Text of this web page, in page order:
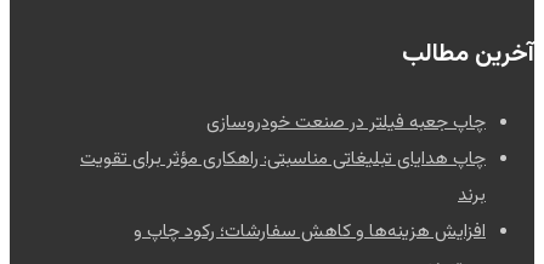
آخرین مطالب
چاپ جعبه فیلتر در صنعت خودروسازی
چاپ هدایای تبلیغاتی مناسبتی: راهکاری مؤثر برای تقویت
برند
افزایش هزینه‌ها و کاهش سفارشات؛ رکود چاپ و